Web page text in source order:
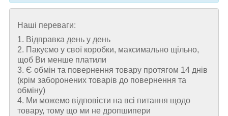
Наші переваги:
1. Відправка день у день
2. Пакуємо у свої коробки, максимально щільно,
щоб Ви менше платили
3. Є обмін та повернення товару протягом 14 днів
(крім заборонених товарів до повернення та
обміну)
4. Ми можемо відповісти на всі питання щодо
товару, тому що ми не дропшипери